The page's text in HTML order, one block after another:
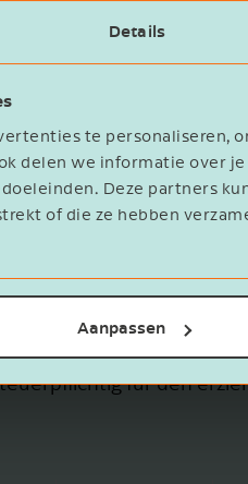
Details
te personaliseren,
delen we informatie over
Deze partners
of die ze hebben
Aanpassen
ist, dass er eine
für den